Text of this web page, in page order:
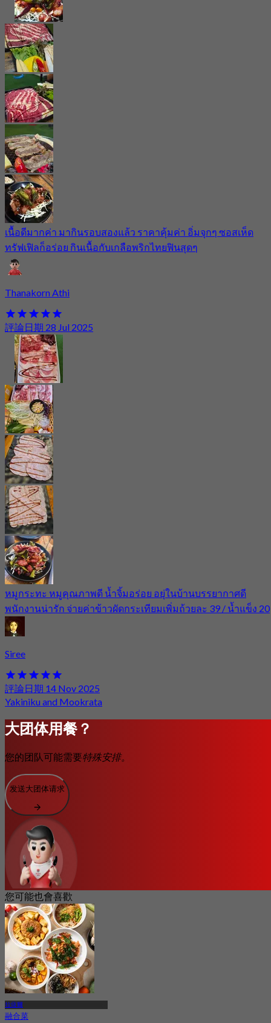
เนื้อดีมากค่า มากินรอบสองแล้ว ราคาคุ้มค่า อิ่มจุกๆ ซอสเห็ด
ทรัฟเฟิลก็อร่อย กินเนื้อกับเกลือพริกไทยฟินสุดๆ
Thanakorn Athi
評論日期 28 Jul 2025
หมูกระทะ หมูคุณภาพดี น้ำจิ้มอร่อย อยุ่ในบ้านบรรยากาศดี
พนักงานน่ารัก จ่ายค่าข้าวผัดกระเทียมเพิ่มถ้วยละ 39 / น้ำแข็ง 20
Siree
評論日期 14 Nov 2025
Yakiniku and Mookrata
大团体用餐？
您的团队可能需要特殊安排。
发送大团体请求
您可能也會喜歡
拉薩爾
融合菜